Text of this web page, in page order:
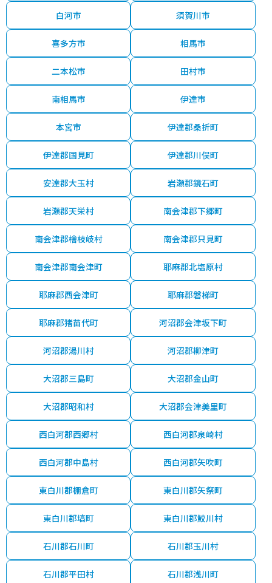
白河市 須賀川市
喜多方市 相馬市
二本松市 田村市
南相馬市 伊達市
本宮市 伊達郡桑折町
伊達郡国見町 伊達郡川俣町
安達郡大玉村 岩瀬郡鏡石町
岩瀬郡天栄村 南会津郡下郷町
南会津郡檜枝岐村 南会津郡只見町
南会津郡南会津町 耶麻郡北塩原村
耶麻郡西会津町 耶麻郡磐梯町
耶麻郡猪苗代町 河沼郡会津坂下町
河沼郡湯川村 河沼郡柳津町
大沼郡三島町 大沼郡金山町
大沼郡昭和村 大沼郡会津美里町
西白河郡西郷村 西白河郡泉崎村
西白河郡中島村 西白河郡矢吹町
東白川郡棚倉町 東白川郡矢祭町
東白川郡塙町 東白川郡鮫川村
石川郡石川町 石川郡玉川村
石川郡平田村 石川郡浅川町